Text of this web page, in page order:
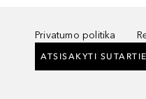
Privatumo politika
ATSISAKYTI